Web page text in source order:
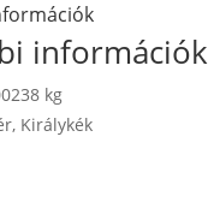
információk
kg
, Királykék